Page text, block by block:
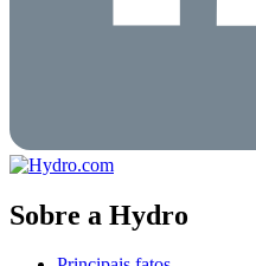
Sobre a Hydro